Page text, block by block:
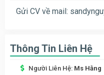
Gửi CV về mail:
Thông Tin Liên Hệ
Người Liên Hệ: Ms Hằng